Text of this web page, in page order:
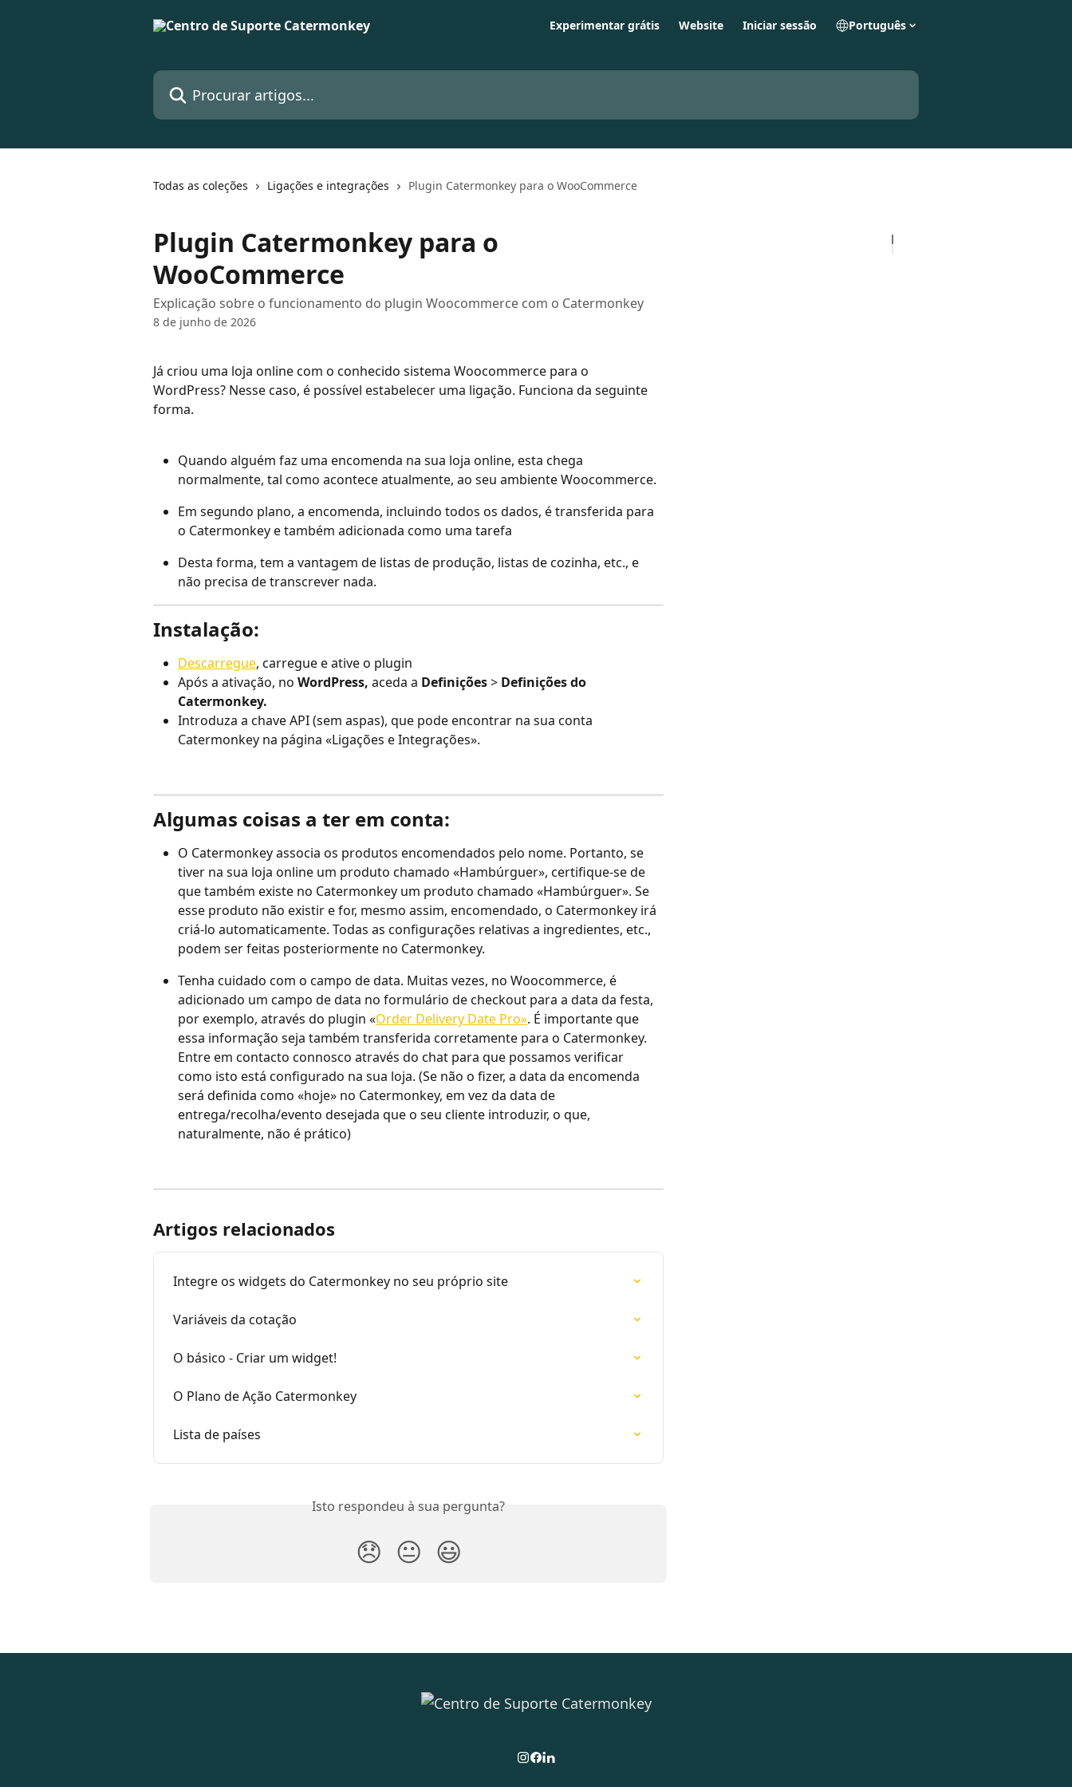
Experimentar grátis Website Iniciar sessão Português
Procurar artigos...
Todas as coleções Ligações e integrações Plugin Catermonkey para o WooCommerce
Plugin Catermonkey para o
WooCommerce
Explicação sobre o funcionamento do plugin Woocommerce com o Catermonkey
8 de junho de 2026
Já criou uma loja online com o conhecido sistema Woocommerce para o
WordPress? Nesse caso, é possível estabelecer uma ligação. Funciona da seguinte
forma.
Quando alguém faz uma encomenda na sua loja online, esta chega
normalmente, tal como acontece atualmente, ao seu ambiente Woocommerce.
Em segundo plano, a encomenda, incluindo todos os dados, é transferida para
o Catermonkey e também adicionada como uma tarefa
Desta forma, tem a vantagem de listas de produção, listas de cozinha, etc., e
não precisa de transcrever nada.
Instalação:
Descarregue, carregue e ative o plugin
Após a ativação, no WordPress, aceda a Definições > Definições do
Catermonkey.
Introduza a chave API (sem aspas), que pode encontrar na sua conta
Catermonkey na página «Ligações e Integrações».
Algumas coisas a ter em conta:
O Catermonkey associa os produtos encomendados pelo nome. Portanto, se
tiver na sua loja online um produto chamado «Hambúrguer», certifique-se de
que também existe no Catermonkey um produto chamado «Hambúrguer». Se
esse produto não existir e for, mesmo assim, encomendado, o Catermonkey irá
criá-lo automaticamente. Todas as configurações relativas a ingredientes, etc.,
podem ser feitas posteriormente no Catermonkey.
Tenha cuidado com o campo de data. Muitas vezes, no Woocommerce, é
adicionado um campo de data no formulário de checkout para a data da festa,
por exemplo, através do plugin «Order Delivery Date Pro». É importante que
essa informação seja também transferida corretamente para o Catermonkey.
Entre em contacto connosco através do chat para que possamos verificar
como isto está configurado na sua loja. (Se não o fizer, a data da encomenda
será definida como «hoje» no Catermonkey, em vez da data de
entrega/recolha/evento desejada que o seu cliente introduzir, o que,
naturalmente, não é prático)
Artigos relacionados
Integre os widgets do Catermonkey no seu próprio site
Variáveis da cotação
O básico - Criar um widget!
O Plano de Ação Catermonkey
Lista de países
Isto respondeu à sua pergunta?
😞 😐 😃